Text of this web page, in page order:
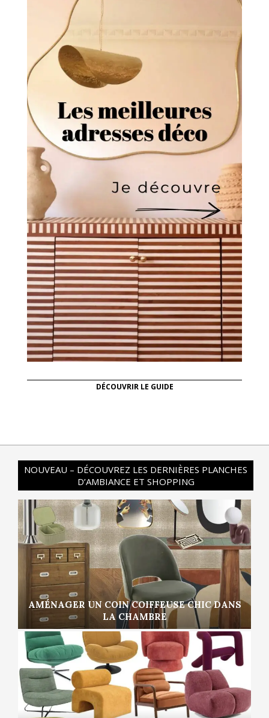
DÉCOUVRIR LE GUIDE
NOUVEAU – DÉCOUVREZ LES DERNIÈRES PLANCHES
D’AMBIANCE ET SHOPPING
AMÉNAGER UN COIN COIFFEUSE CHIC DANS
LA CHAMBRE